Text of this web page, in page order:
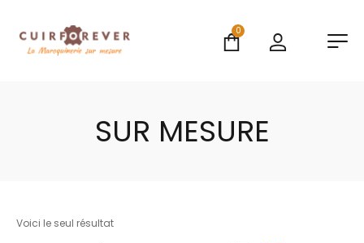
0
SUR MESURE
Voici le seul résultat